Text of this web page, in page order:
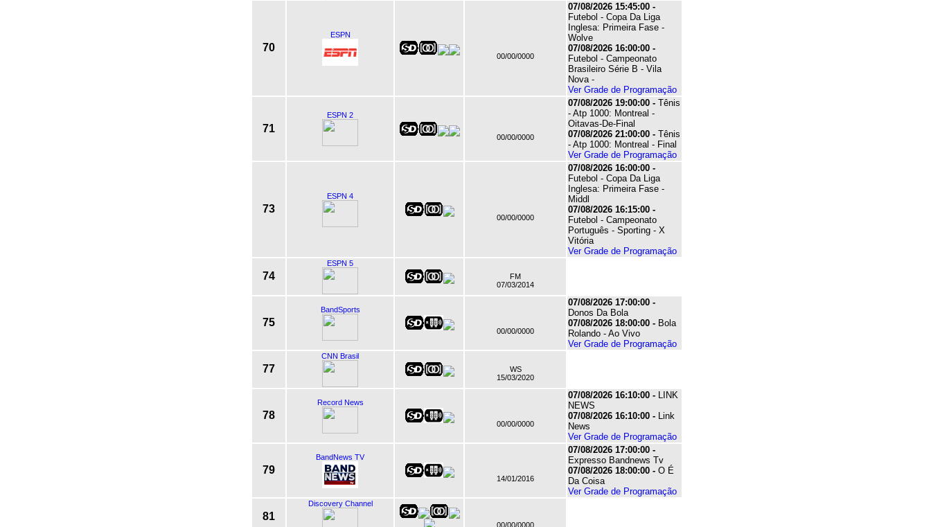
70
ESPN
00/00/0000
07/08/2026 15:45:00 -
Futebol - Copa Da Liga
Inglesa: Primeira Fase -
Wolve
07/08/2026 16:00:00 -
Futebol - Campeonato
Brasileiro Série B - Vila
Nova -
Ver Grade de Programação
71
ESPN 2
00/00/0000
07/08/2026 19:00:00 - Tênis
- Atp 1000: Montreal -
Oitavas-De-Final
07/08/2026 21:00:00 - Tênis
- Atp 1000: Montreal - Final
Ver Grade de Programação
73
ESPN 4
00/00/0000
07/08/2026 16:00:00 -
Futebol - Copa Da Liga
Inglesa: Primeira Fase -
Middl
07/08/2026 16:15:00 -
Futebol - Campeonato
Português - Sporting - X
Vitória
Ver Grade de Programação
74
ESPN 5
FM
07/03/2014
75
BandSports
00/00/0000
07/08/2026 17:00:00 -
Donos Da Bola
07/08/2026 18:00:00 - Bola
Rolando - Ao Vivo
Ver Grade de Programação
77
CNN Brasil
WS
15/03/2020
78
Record News
00/00/0000
07/08/2026 16:10:00 - LINK
NEWS
07/08/2026 16:10:00 - Link
News
Ver Grade de Programação
79
BandNews TV
14/01/2016
07/08/2026 17:00:00 -
Expresso Bandnews Tv
07/08/2026 18:00:00 - O É
Da Coisa
Ver Grade de Programação
81
Discovery Channel
00/00/0000